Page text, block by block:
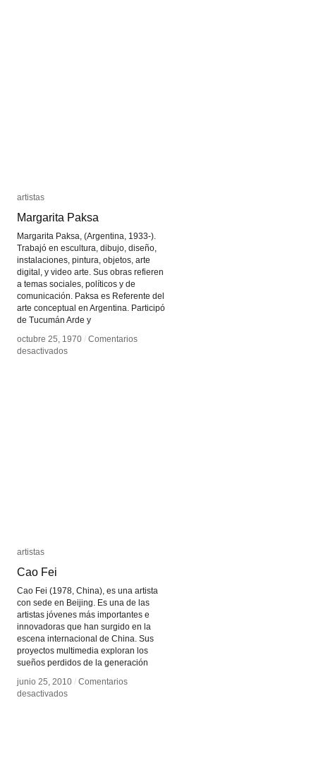
artistas
Margarita Paksa
Margarita Paksa, (Argentina, 1933-).
Trabajó en escultura, dibujo, diseño,
instalaciones, pintura, objetos, arte
digital, y video arte. Sus obras refieren
a temas sociales, políticos y de
comunicación. Paksa es Referente del
arte conceptual en Argentina. Participó
de Tucumán Arde y
octubre 25, 1970 / Comentarios
desactivadosen
artistas
Margarita Paksa
octubre 25, 1970 / Comentarios
desactivadosen
artistas
Cao Fei
Cao Fei (1978, China), es una artista
con sede en Beijing. Es una de las
artistas jóvenes más importantes e
innovadoras que han surgido en la
escena internacional de China. Sus
proyectos multimedia exploran los
sueños perdidos de la generación
junio 25, 2010 / Comentarios
desactivadosen
artistas
Cao Fei
junio 25, 2010 / Comentarios
desactivadosen